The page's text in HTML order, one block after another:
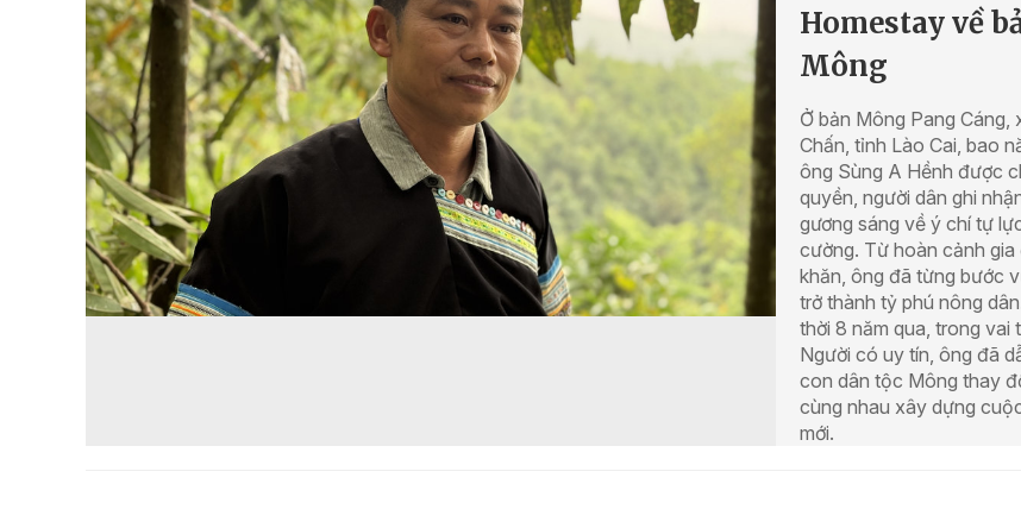
Homestay về
Mông
Ở bản Mông Pang Cáng,
Chấn, tỉnh Lào Cai, bao
ông Sùng A Hềnh được
quyền, người dân ghi
gương sáng về ý chí tự
cường. Từ hoàn cảnh gia
khăn, ông đã từng bước
trở thành tỷ phú nông
thời 8 năm qua, trong vai
Người có uy tín, ông đã
con dân tộc Mông thay
cùng nhau xây dựng
mới.